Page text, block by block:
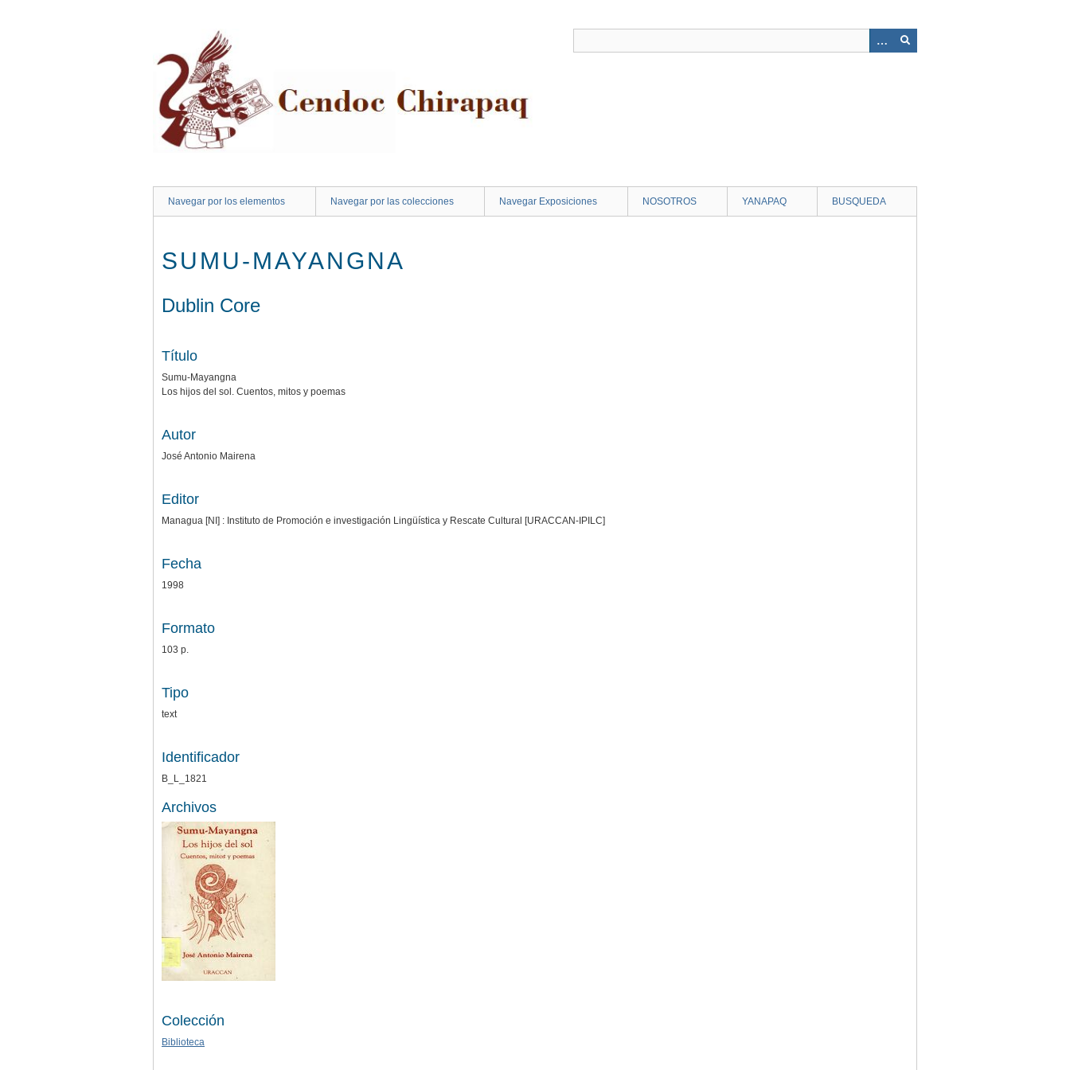
Navegar por los elementos Navegar por las colecciones Navegar Exposiciones NOSOTROS YANAPAQ BUSQUEDA
SUMU-MAYANGNA
Dublin Core
Título
Sumu-Mayangna
Los hijos del sol. Cuentos, mitos y poemas
Autor
José Antonio Mairena
Editor
Managua [NI] : Instituto de Promoción e investigación Lingüística y Rescate Cultural [URACCAN-IPILC]
Fecha
1998
Formato
103 p.
Tipo
text
Identificador
B_L_1821
Archivos
Colección
Biblioteca